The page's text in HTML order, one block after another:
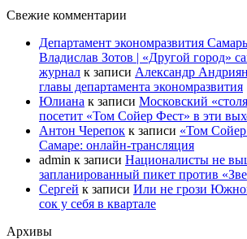
Свежие комментарии
Департамент экономразвития
Владислав Зотов | «Другой город»
журнал к записи Александр
главы департамента экономразвития
Юлиана к записи Московский
посетит «Том Сойер Фест» в эти
Антон Черепок к записи «Том
Самаре: онлайн-трансляция
admin к записи Националисты не
запланированный пикет против
Сергей к записи Или не грози
сок у себя в квартале
Архивы